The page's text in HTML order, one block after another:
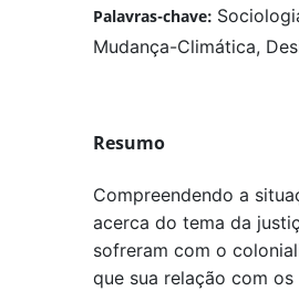
Palavras-chave:
Mudança-Climática,
Resumo
Compreendendo a
acerca do tema da
sofreram com o
que sua relação com